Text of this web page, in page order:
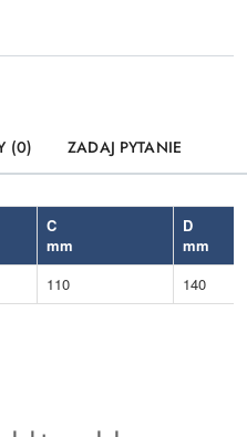
(0) ZADAJ PYTANIE
C
mm
D
mm
110 140